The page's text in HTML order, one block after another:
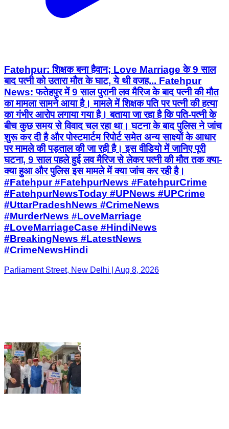
Fatehpur: शिक्षक बना हैवान; Love Marriage के 9 साल
बाद पत्नी को उतारा मौत के घाट, ये थी वजह... Fatehpur
News: फतेहपुर में 9 साल पुरानी लव मैरिज के बाद पत्नी की मौत
का मामला सामने आया है। मामले में शिक्षक पति पर पत्नी की हत्या
का गंभीर आरोप लगाया गया है। बताया जा रहा है कि पति-पत्नी के
बीच कुछ समय से विवाद चल रहा था। घटना के बाद पुलिस ने जांच
शुरू कर दी है और पोस्टमार्टम रिपोर्ट समेत अन्य साक्ष्यों के आधार
पर मामले की पड़ताल की जा रही है। इस वीडियो में जानिए पूरी
घटना, 9 साल पहले हुई लव मैरिज से लेकर पत्नी की मौत तक क्या-
क्या हुआ और पुलिस इस मामले में क्या जांच कर रही है।
#Fatehpur #FatehpurNews #FatehpurCrime
#FatehpurNewsToday #UPNews #UPCrime
#UttarPradeshNews #CrimeNews
#MurderNews #LoveMarriage
#LoveMarriageCase #HindiNews
#BreakingNews #LatestNews
#CrimeNewsHindi
Parliament Street, New Delhi | Aug 8, 2026